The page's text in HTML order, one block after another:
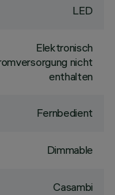
LED
Elektronisch
nicht
enthalten
Fernbedient
Dimmable
Casambi